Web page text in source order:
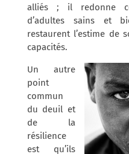
alliés ; il redonne
d’adultes sains et
restaurent l’estime de
capacités.
Un autre
point
commun
du deuil et
de la
résilience
est qu’ils